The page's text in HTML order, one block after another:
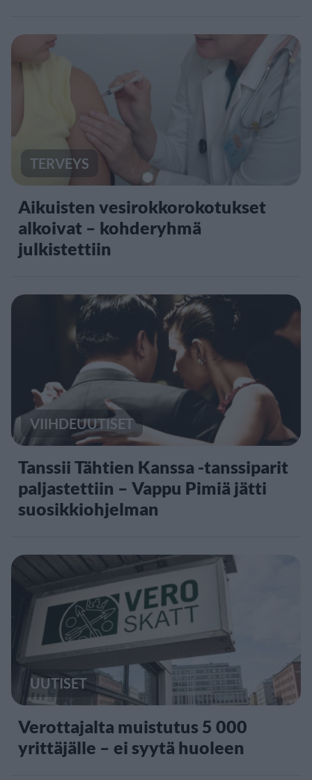
TERVEYS
Aikuisten vesirokkorokotukset
alkoivat – kohderyhmä
julkistettiin
VIIHDEUUTISET
Tanssii Tähtien Kanssa -tanssiparit
paljastettiin – Vappu Pimiä jätti
suosikkiohjelman
UUTISET
Verottajalta muistutus 5 000
yrittäjälle – ei syytä huoleen